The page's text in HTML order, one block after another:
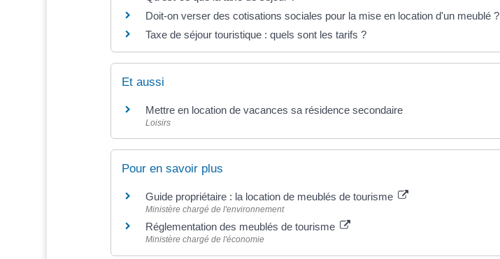
Doit-on verser des cotisations sociales pour la mise en location d'un meublé ?
Taxe de séjour touristique : quels sont les tarifs ?
Et aussi
Mettre en location de vacances sa résidence secondaire
Loisirs
Pour en savoir plus
Guide propriétaire : la location de meublés de tourisme
Ministère chargé de l'environnement
Réglementation des meublés de tourisme
Ministère chargé de l'économie